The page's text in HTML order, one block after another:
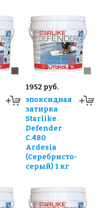
1952 руб.
эпоксидная
затирка
Starlike
Defender
С.480
Ardesia
(Серебристо-
серый) 1 кг